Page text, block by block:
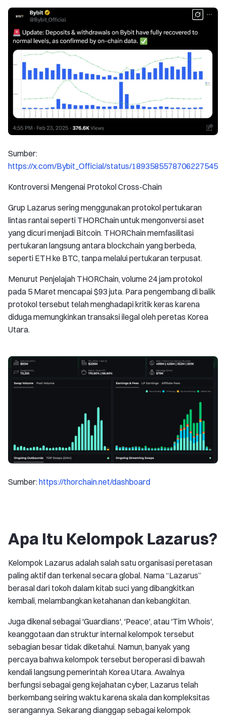
Sumber:
https://x.com/Bybit_Official/status/1893585578706227545
Kontroversi Mengenai Protokol Cross-Chain
Grup Lazarus sering menggunakan protokol pertukaran
lintas rantai seperti THORChain untuk mengonversi aset
yang dicuri menjadi Bitcoin. THORChain memfasilitasi
pertukaran langsung antara blockchain yang berbeda,
seperti ETH ke BTC, tanpa melalui pertukaran terpusat.
Menurut Penjelajah THORChain, volume 24 jam protokol
pada 5 Maret mencapai $93 juta. Para pengembang di balik
protokol tersebut telah menghadapi kritik keras karena
diduga memungkinkan transaksi ilegal oleh peretas Korea
Utara.
Sumber:https://thorchain.net/dashboard
Apa Itu Kelompok Lazarus?
Kelompok Lazarus adalah salah satu organisasi peretasan
paling aktif dan terkenal secara global. Nama “Lazarus”
berasal dari tokoh dalam kitab suci yang dibangkitkan
kembali, melambangkan ketahanan dan kebangkitan.
Juga dikenal sebagai 'Guardians', 'Peace', atau 'Tim Whois',
keanggotaan dan struktur internal kelompok tersebut
sebagian besar tidak diketahui. Namun, banyak yang
percaya bahwa kelompok tersebut beroperasi di bawah
kendali langsung pemerintah Korea Utara. Awalnya
berfungsi sebagai geng kejahatan cyber, Lazarus telah
berkembang seiring waktu karena skala dan kompleksitas
serangannya. Sekarang dianggap sebagai kelompok